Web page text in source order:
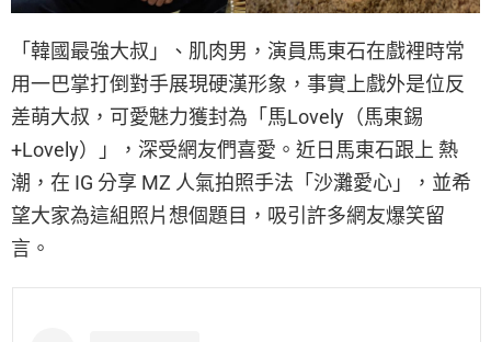
「韓國最強大叔」、肌肉男，演員馬東石在戲裡時常
用一巴掌打倒對手展現硬漢形象，事實上戲外是位反
差萌大叔，可愛魅力獲封為「馬Lovely（馬東錫
+Lovely）」，深受網友們喜愛。近日馬東石跟上 熱
潮，在 IG 分享 MZ 人氣拍照手法「沙灘愛心」，並希
望大家為這組照片想個題目，吸引許多網友爆笑留
言。